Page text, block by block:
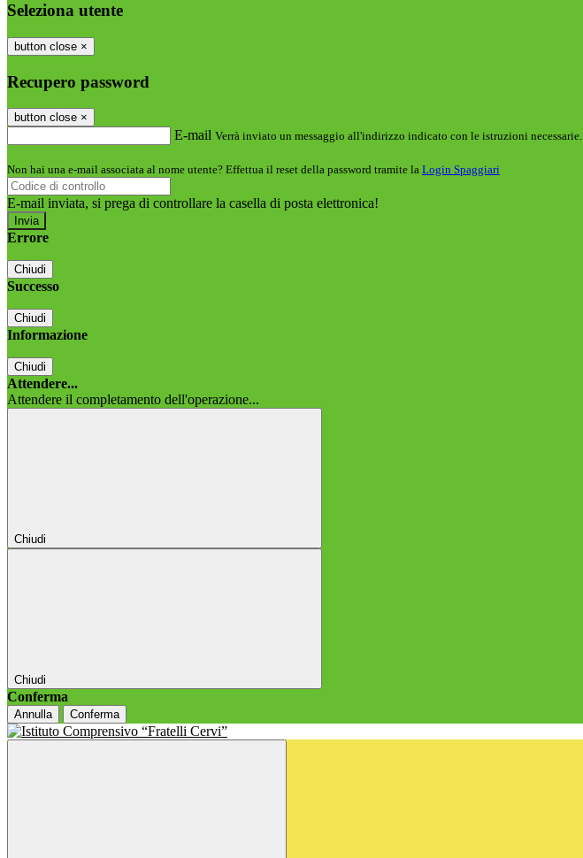
Seleziona utente
button close ×
Recupero password
button close ×
E-mail Verrà inviato un messaggio all'indirizzo indicato con le istruzioni necessarie.
Non hai una e-mail associata al nome utente? Effettua il reset della password tramite la Login Spaggiari
E-mail inviata, si prega di controllare la casella di posta elettronica!
Errore
Chiudi
Successo
Chiudi
Informazione
Chiudi
Attendere...
Attendere il completamento dell'operazione...
Chiudi
Chiudi
Conferma
Annulla Conferma